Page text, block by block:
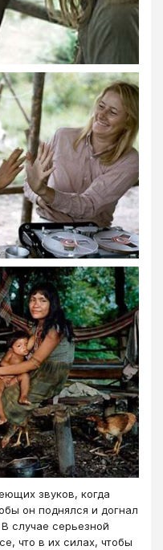
звуков, когда
он поднялся и догнал
случае серьезной
что в их силах, чтобы